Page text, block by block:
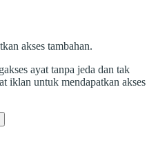
akses tambahan.
ayat tanpa jeda dan tak
iklan untuk mendapatkan akses